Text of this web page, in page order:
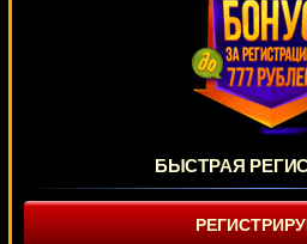
БЫСТРАЯ